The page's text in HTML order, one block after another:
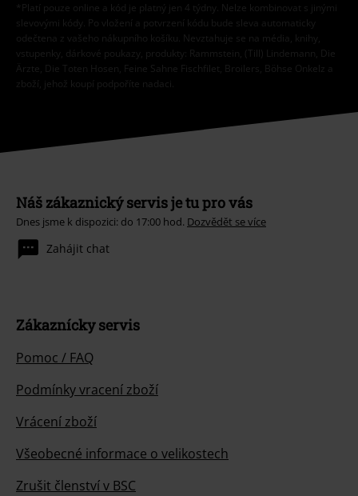
*Platí pouze online a kód je platný jen 4 týdny. Nelze kombinovat s jinými
slevovými kódy. Po vložení a potvrzení kódu bude sleva automaticky
odečtena z vašeho nákupního košíku. Nevztahuje se na média, knihy,
vstupenky, dárkové poukazy, produkty: Rammstein, (Till) Lindemann, Die
Ärzte, Die Toten Hosen, Feine Sahne Fischfilet, Broilers, Böhse Onkelz a
zboží, jehož koupí podpoříte nadaci.
Náš zákaznický servis je tu pro vás
Dnes jsme k dispozici: do 17:00 hod. Dozvědět se více
Zahájit chat
Zákaznícky servis
Pomoc / FAQ
Podmínky vracení zboží
Vrácení zboží
Všeobecné informace o velikostech
Zrušit členství v BSC